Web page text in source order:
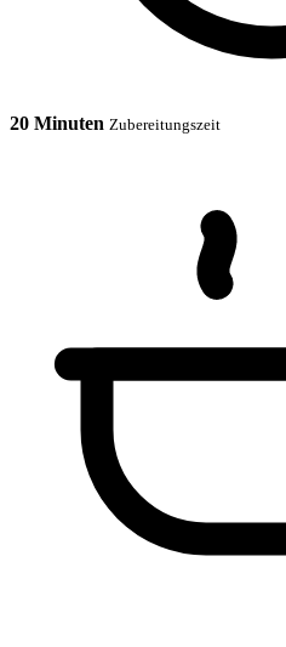
20 Minuten Zubereitungszeit